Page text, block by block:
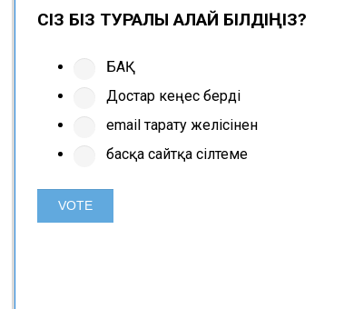
СІЗ БІЗ ТУРАЛЫ ҚАЛАЙ БІЛДІҢІЗ?
БАҚ
Достар кеңес берді
email тарату желісінен
басқа сайтқа сілтеме